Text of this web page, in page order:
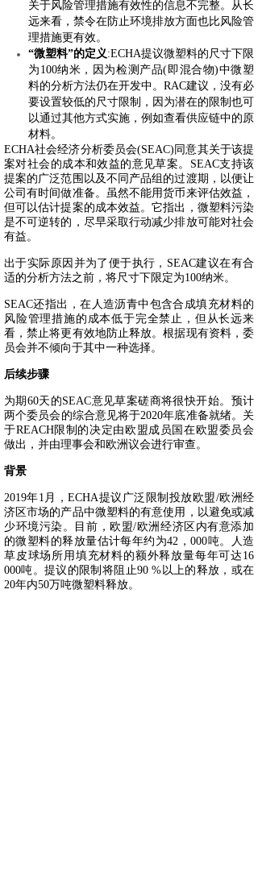
关于风险管理措施有效性的信息不完整。从长
远来看，禁令在防止环境排放方面也比风险管
理措施更有效。
“微塑料”的定义:ECHA提议微塑料的尺寸下限
为100纳米，因为检测产品(即混合物)中微塑
料的分析方法仍在开发中。RAC建议，没有必
要设置较低的尺寸限制，因为潜在的限制也可
以通过其他方式实施，例如查看供应链中的原
材料。
ECHA社会经济分析委员会(SEAC)同意其关于该提
案对社会的成本和效益的意见草案。SEAC支持该
提案的广泛范围以及不同产品组的过渡期，以便让
公司有时间做准备。虽然不能用货币来评估效益，
但可以估计提案的成本效益。它指出，微塑料污染
是不可逆转的，尽早采取行动减少排放可能对社会
有益。
出于实际原因并为了便于执行，SEAC建议在有合
适的分析方法之前，将尺寸下限定为100纳米。
SEAC还指出，在人造沥青中包含合成填充材料的
风险管理措施的成本低于完全禁止，但从长远来
看，禁止将更有效地防止释放。根据现有资料，委
员会并不倾向于其中一种选择。
后续步骤
为期60天的SEAC意见草案磋商将很快开始。预计
两个委员会的综合意见将于2020年底准备就绪。关
于REACH限制的决定由欧盟成员国在欧盟委员会
做出，并由理事会和欧洲议会进行审查。
背景
2019年1月，ECHA提议广泛限制投放欧盟/欧洲经
济区市场的产品中微塑料的有意使用，以避免或减
少环境污染。目前，欧盟/欧洲经济区内有意添加
的微塑料的释放量估计每年约为42，000吨。人造
草皮球场所用填充材料的额外释放量每年可达16
000吨。提议的限制将阻止90 %以上的释放，或在
20年内50万吨微塑料释放。